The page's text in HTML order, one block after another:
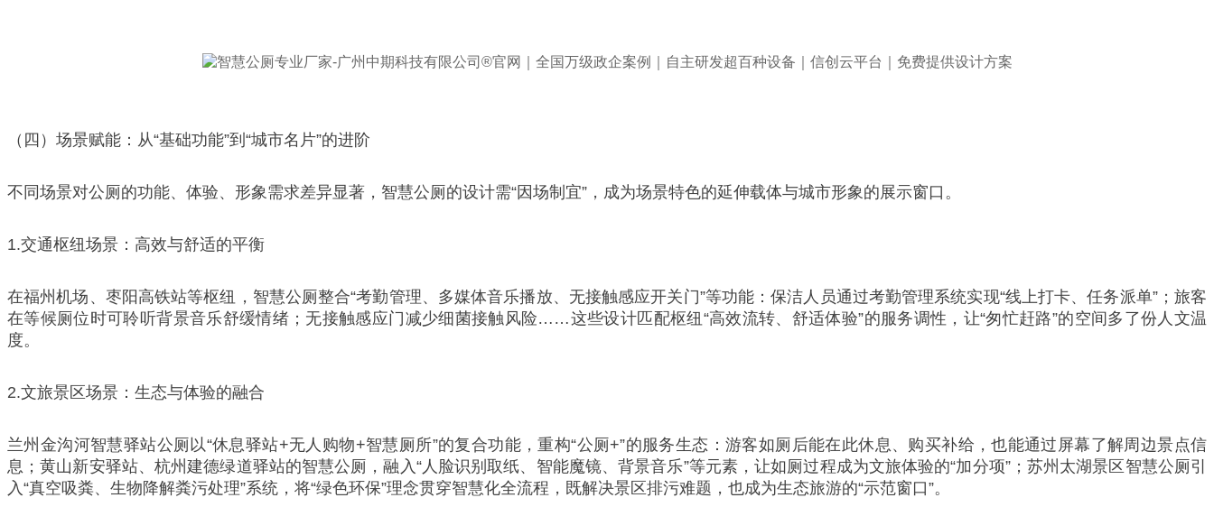
（四）场景赋能：从“基础功能”到“城市名片”的进阶
不同场景对公厕的功能、体验、形象需求差异显著，智慧公厕的设计需“因场制宜”，成为场景特色的延伸载体与城市形象的展示窗口。
1.交通枢纽场景：高效与舒适的平衡
在福州机场、枣阳高铁站等枢纽，智慧公厕整合“考勤管理、多媒体音乐播放、无接触感应开关门”等功能：保洁人员通过考勤管理系统实现“线上打卡、任务派单”；旅客
在等候厕位时可聆听背景音乐舒缓情绪；无接触感应门减少细菌接触风险……这些设计匹配枢纽“高效流转、舒适体验”的服务调性，让“匆忙赶路”的空间多了份人文温
度。
2.文旅景区场景：生态与体验的融合
兰州金沟河智慧驿站公厕以“休息驿站+无人购物+智慧厕所”的复合功能，重构“公厕+”的服务生态：游客如厕后能在此休息、购买补给，也能通过屏幕了解周边景点信
息；黄山新安驿站、杭州建德绿道驿站的智慧公厕，融入“人脸识别取纸、智能魔镜、背景音乐”等元素，让如厕过程成为文旅体验的“加分项”；苏州太湖景区智慧公厕引
入“真空吸粪、生物降解粪污处理”系统，将“绿色环保”理念贯穿智慧化全流程，既解决景区排污难题，也成为生态旅游的“示范窗口”。